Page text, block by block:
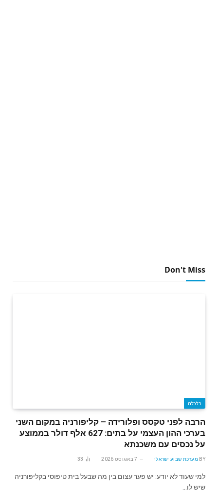
Don't Miss
כלכלה
הרבה לפני טקסס ופלורידה – קליפורניה במקום השני
בערכי ההון העצמי על בתים: 627 אלף דולר בממוצע
על נכסים עם משכנתא
BY מערכת שבוע ישראלי 7 באוגוסט 2026 33
למי שעוד לא יודע: יש פער עצום בין מה שבעל בית טיפוסי בקליפורניה
שיש לו…